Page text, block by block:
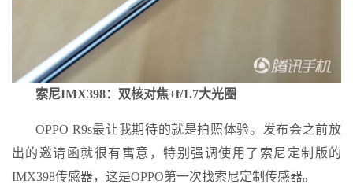
索尼IMX398：双核对焦+f/1.7大光圈
OPPO R9s最让我期待的就是拍照体验。发布会之前放
出的邀请函就很有寓意，特别强调使用了索尼定制版的
IMX398传感器，这是OPPO第一次找索尼定制传感器。